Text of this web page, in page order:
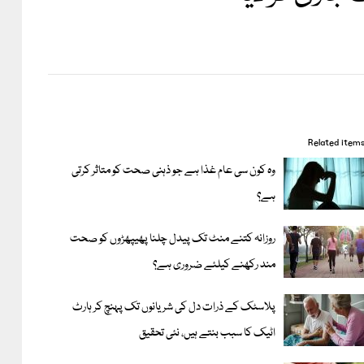
Related items
وہ کون سی عام غذا ہے جو ذہنی صحت کو متاثر کرتی
ہے؟
روزانہ کتنے منٹ تک پیدل چلنا پھیپھڑوں کو صحت
مند رکھنے کیلئے ضروری ہے؟
پلاسٹک کے ذرات دل کی شریانوں تک پہنچ کر ہارٹ
اٹیک کا سبب بنتے ہیں، نئی تحقیق